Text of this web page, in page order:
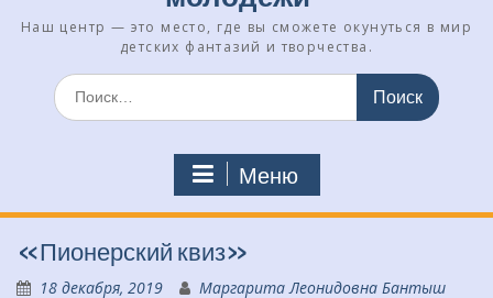
Наш центр — это место, где вы сможете окунуться в мир
детских фантазий и творчества.
Искать:
Меню
«Пионерский квиз»
18 декабря, 2019 Маргарита Леонидовна Бантыш